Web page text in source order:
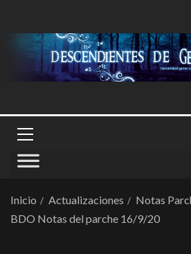
Inicio Actualizaciones
Notas
BDO Notas del parche 16/9/20